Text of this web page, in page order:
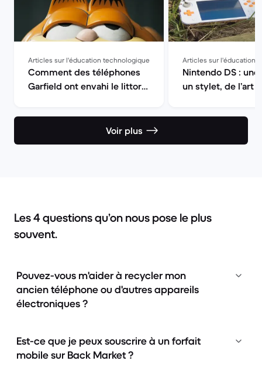
Articles sur l'éducation technologique
Comment des téléphones
Garfield ont envahi le littoral
Articles sur l'éducation
Nintendo DS : une
un stylet, de l’art
Voir plus
Les 4 questions qu’on nous pose le plus
souvent.
Pouvez-vous m'aider à recycler mon
ancien téléphone ou d'autres appareils
électroniques ?
Est-ce que je peux souscrire à un forfait
mobile sur Back Market ?